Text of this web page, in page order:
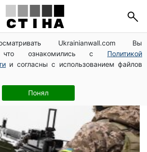
Ukrainianwall.com Вы
что ознакомились с Политикой
и согласны с использованием файлов
Понял